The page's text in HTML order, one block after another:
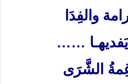
والفِدَا
……
الشَّرَى